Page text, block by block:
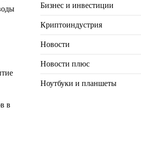
в
Бизнес и инвестиции
Криптоиндустрия
Новости
Новости плюс
Ноутбуки и планшеты